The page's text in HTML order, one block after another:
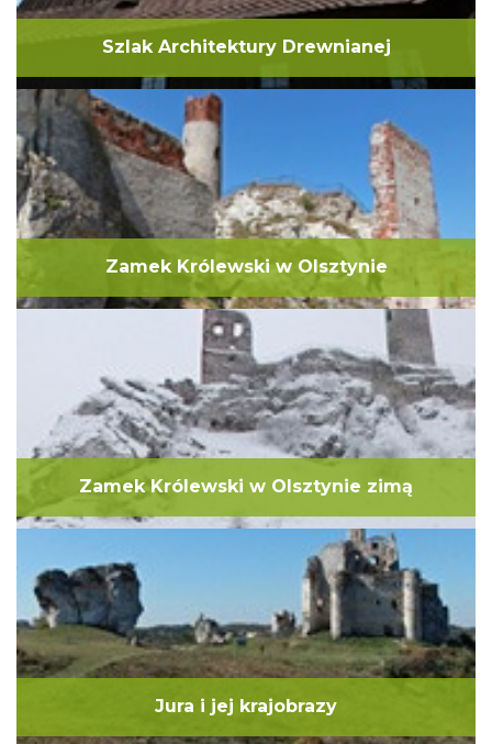
Szlak Architektury Drewnianej
Zamek Królewski w Olsztynie
Zamek Królewski w Olsztynie zimą
Jura i jej krajobrazy